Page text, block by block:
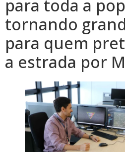
para toda a
tornando
para quem
a estrada por